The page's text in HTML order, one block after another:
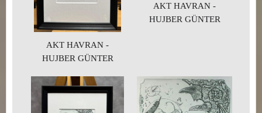
AKT HAVRAN -
HUJBER GÜNTER
AKT HAVRAN -
HUJBER GÜNTER